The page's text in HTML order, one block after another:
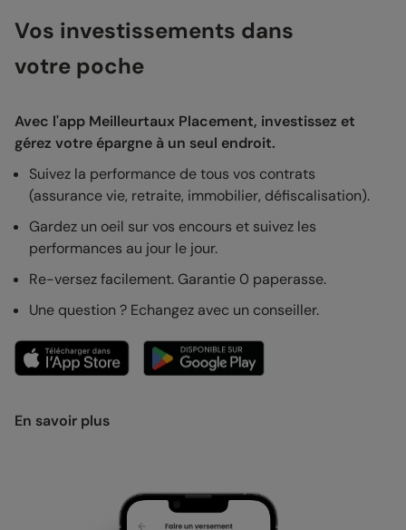
Vos investissements dans
votre poche
Avec l'app Meilleurtaux Placement, investissez et
gérez votre épargne à un seul endroit.
Suivez la performance de tous vos contrats
(assurance vie, retraite, immobilier, défiscalisation).
Gardez un oeil sur vos encours et suivez les
performances au jour le jour.
Re-versez facilement. Garantie 0 paperasse.
Une question ? Echangez avec un conseiller.
En savoir plus